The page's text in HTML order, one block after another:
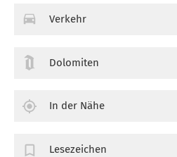
Verkehr
Dolomiten
In der Nähe
Lesezeichen